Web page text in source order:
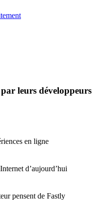
par leurs développeurs
en ligne
d’aujourd’hui
pensent de Fastly